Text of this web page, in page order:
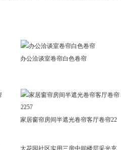
办公洽谈室卷帘白色卷帘
家居窗帘房间半遮光卷帘客厅卷帘22
大花园社区实用三房中间楼层采光充